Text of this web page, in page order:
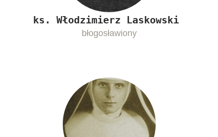
ks. Włodzimierz Laskowski
błogosławiony